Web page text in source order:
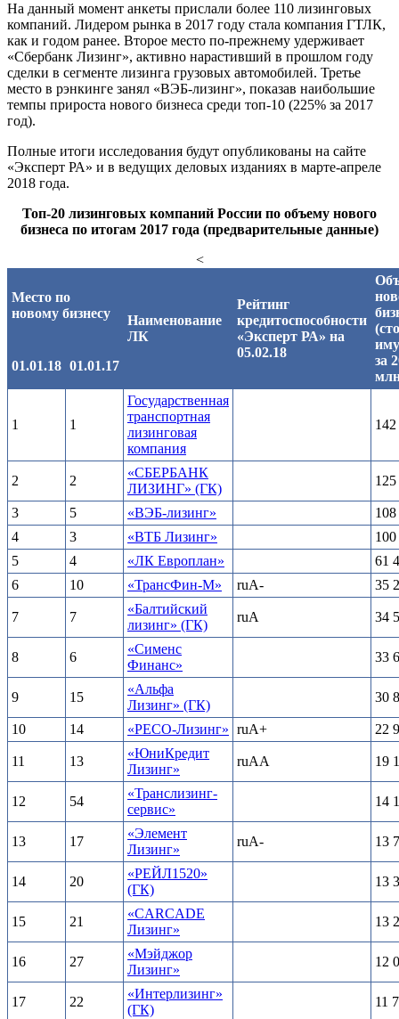
На данный момент анкеты прислали более 110 лизинговых
компаний. Лидером рынка в 2017 году стала компания ГТЛК,
как и годом ранее. Второе место по-прежнему удерживает
«Сбербанк Лизинг», активно нарастивший в прошлом году
сделки в сегменте лизинга грузовых автомобилей. Третье
место в рэнкинге занял «ВЭБ-лизинг», показав наибольшие
темпы прироста нового бизнеса среди топ-10 (225% за 2017
год).
Полные итоги исследования будут опубликованы на сайте
«Эксперт РА» и в ведущих деловых изданиях в марте-апреле
2018 года.
Топ-20 лизинговых компаний России по объему нового
бизнеса по итогам 2017 года (предварительные данные)
<
Место по
новому бизнесу
Наименование
ЛК
Рейтинг
кредитоспособности
«Эксперт РА» на
05.02.18
за
01.01.18 01.01.17
1 1
Государственная
транспортная
лизинговая
компания
2 2
«СБЕРБАНК
ЛИЗИНГ» (ГК)
3 5 «ВЭБ-лизинг»
4
3 «ВТБ Лизинг»
5
4 «ЛК Европлан»
61
6
10 «ТрансФин-М» ruA- 35
7 7
«Балтийский
лизинг» (ГК)
ruA 34
8 6
«Сименс
Финанс»
33
9 15
«Альфа
Лизинг» (ГК)
30
10 14 «РЕСО-Лизинг» ruA+ 22
11 13
«ЮниКредит
Лизинг»
ruAA 19
12 54
«Транслизинг-
сервис»
14
13 17
«Элемент
Лизинг»
ruA- 13
14 20
«РЕЙЛ1520»
(ГК)
13
15 21
«CARCADE
Лизинг»
13
16 27
«Мэйджор
Лизинг»
12
17 22
«Интерлизинг»
(ГК)
11